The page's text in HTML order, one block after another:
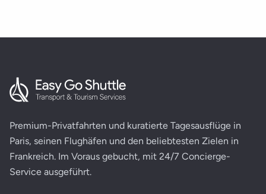
Premium-Privatfahrten und kuratierte Tagesausflüge in
Paris, seinen Flughäfen und den beliebtesten Zielen in
Frankreich. Im Voraus gebucht, mit 24/7 Concierge-
Service ausgeführt.